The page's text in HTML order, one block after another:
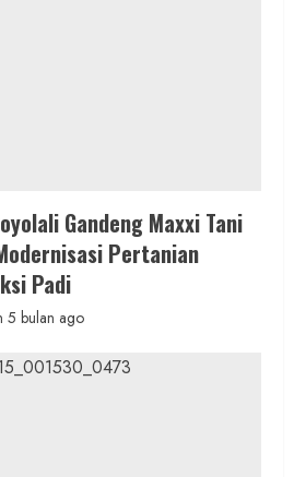
Gandeng Maxxi Tani
Pertanian
Padi
5 bulan ago